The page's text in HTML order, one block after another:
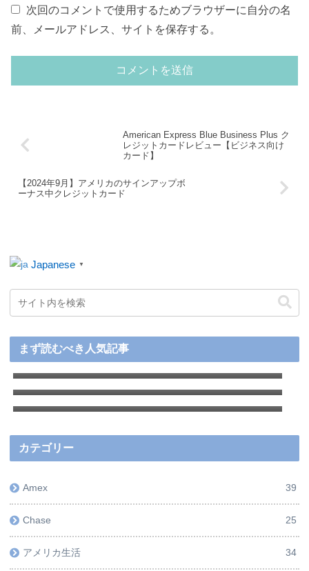
次回のコメントで使用するためブラウザーに自分の名
前、メールアドレス、サイトを保存する。
American Express Blue Business Plus ク
レジットカードレビュー【ビジネス向け
カード】
【2024年9月】アメリカのサインアップボ
ーナス中クレジットカード
Japanese ▼
まず読むべき人気記事
【2026年最新】アメリカ赴任前後の徹底ガイ
ド：準備から生活のコツまで
【2026年最新】アメリカ駐在で実際に作った
クレジットカードおすすめ厳選８枚＋用途別
人気カードを徹底比較
アメリカでお得に買い物！Rakutenで簡単に
キャッシュバックをゲットする方法
カテゴリー
Amex 39
Chase 25
アメリカ生活 34